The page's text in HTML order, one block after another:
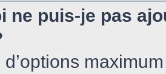
ne puis-je pas